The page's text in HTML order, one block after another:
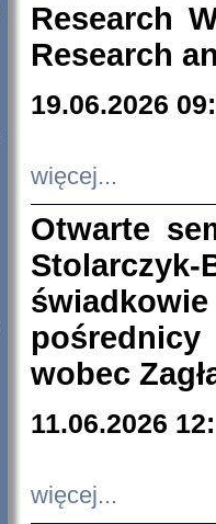
Research
Research
19.06.2026
więcej...
Otwarte
wobec
11.06.2026
więcej...